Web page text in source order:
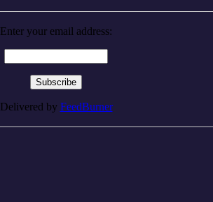
Enter your email address:
Delivered by FeedBurner